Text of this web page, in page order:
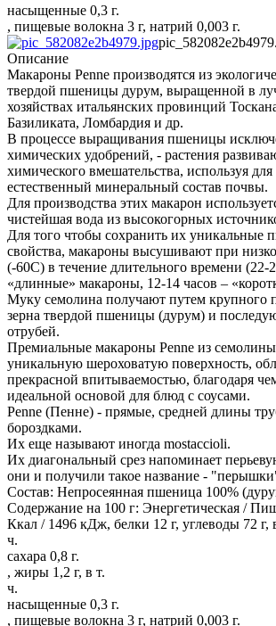
насыщенные 0,3 г.
, пищевые волокна 3 г, натрий 0,003 г.
Описание
Макароны Penne производятся из
твердой пшеницы дурум, выращенной в
хозяйствах итальянских провинций
Базиликата, Ломбардия и др.
В процессе выращивания пшеницы
химических удобрений, - растения
химического вмешательства, используя для
естественный минеральный состав почвы.
Для производства этих макарон
чистейшая вода из высокогорных
Для того чтобы сохранить их уникальные
свойства, макароны высушивают при
(-60С) в течение длительного времени (22-
«длинные» макароны, 12-14 часов –
Муку семолина получают путем крупного
зерна твердой пшеницы (дурум) и
отрубей.
Премиальные макароны Penne из
уникальную шероховатую поверхность,
прекрасной впитываемостью, благодаря
идеальной основой для блюд с соусами.
Penne (Пенне) - прямые, средней длины
бороздками.
Их еще называют иногда mostaccioli.
Их диагональный срез напоминает
они и получили такое название -
Состав: Непросеянная пшеница 100%
Содержание на 100 г: Энергетическая /
Ккал / 1496 кДж, белки 12 г, углеводы 72 г,
ч.
сахара 0,8 г.
, жиры 1,2 г, в т.
ч.
насыщенные 0,3 г.
, пищевые волокна 3 г, натрий 0,003 г.